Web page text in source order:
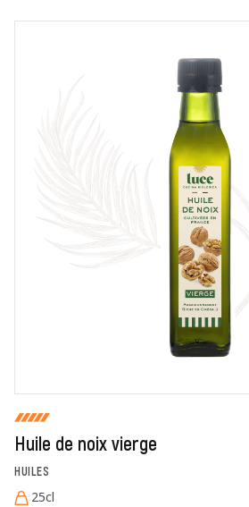
COMMENTAIRE *
En cochant cette case, je donne mon
markal utilise les données saisies
pour traiter et afficher le nom saisi,
commentaire de manière publique
plus d'informations sur le traitement
consulter la page des mentions
Huile de noix vierge
HUILES
25cl